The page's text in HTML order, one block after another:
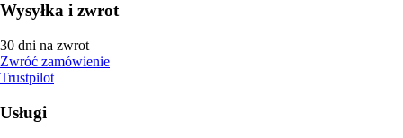
Wysyłka i zwrot
30 dni na zwrot
Zwróć zamówienie
Trustpilot
Usługi